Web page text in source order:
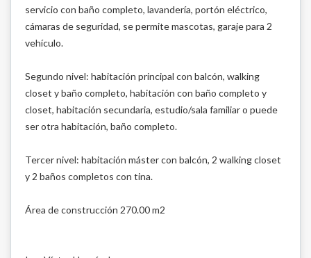
servicio con baño completo, lavandería, portón eléctrico,
cámaras de seguridad, se permite mascotas, garaje para 2
vehículo.
Segundo nivel: habitación principal con balcón, walking
closet y baño completo, habitación con baño completo y
closet, habitación secundaria, estudio/sala familiar o puede
ser otra habitación, baño completo.
Tercer nivel: habitación máster con balcón, 2 walking closet
y 2 baños completos con tina.
Área de construcción 270.00 m2